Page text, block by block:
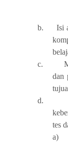
b.
Isi
c.
dan
d.
tes
a)